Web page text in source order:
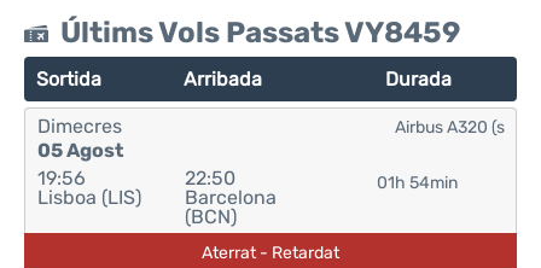
Últims Vols Passats VY8459
Sortida Arribada Durada
Dimecres
05 Agost
19:56
Lisboa (LIS)
22:50
Barcelona
(BCN)
01h 54min
Airbus A320 (s
Aterrat - Retardat